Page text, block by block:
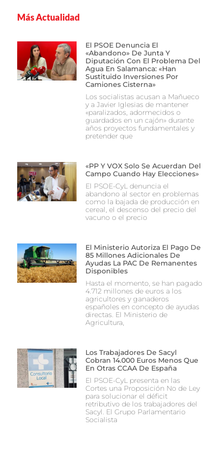
Más Actualidad
El PSOE Denuncia El
«abandono» De Junta Y
Diputación Con El Problema Del
Agua En Salamanca: «Han
Sustituido Inversiones Por
Camiones Cisterna»
Los socialistas acusan a Mañueco
y a Javier Iglesias de mantener
«paralizados, adormecidos o
guardados en un cajón» durante
años proyectos fundamentales y
pretender que
«PP Y VOX Solo Se Acuerdan Del
Campo Cuando Hay Elecciones»
El PSOE-CyL denuncia el
abandono al sector en problemas
como la bajada de producción en
cereal, el descenso del precio del
vacuno o el precio
El Ministerio Autoriza El Pago De
85 Millones Adicionales De
Ayudas La PAC De Remanentes
Disponibles
Hasta el momento, se han pagado
4.712 millones de euros a los
agricultores y ganaderos
españoles en concepto de ayudas
directas. El Ministerio de
Agricultura,
Los Trabajadores De Sacyl
Cobran 14.000 Euros Menos Que
En Otras CCAA De España
El PSOE-CyL presenta en las
Cortes una Proposición No de Ley
para solucionar el déficit
retributivo de los trabajadores del
Sacyl. El Grupo Parlamentario
Socialista